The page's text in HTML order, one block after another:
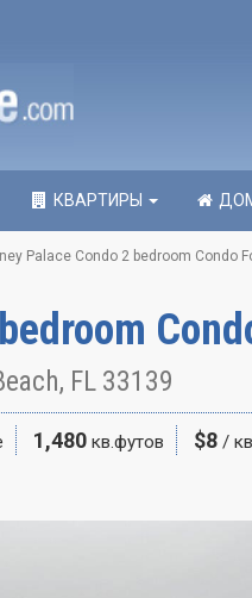
КВАРТИРЫ
Palace Condo 2 bedroom Condo
FL 33139
1,480 кв.футов $8 /